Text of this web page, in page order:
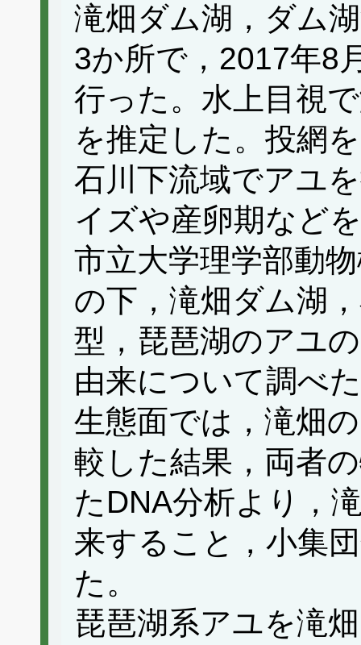
滝畑ダム湖，ダム
3か所で，2017年8
行った。水上目視
を推定した。投網
石川下流域でアユ
イズや産卵期など
市立大学理学部動
の下，滝畑ダム湖
型，琵琶湖のアユ
由来について調べ
生態面では，滝畑
較した結果，両者
たDNA分析より，
来すること，小集
た。
琵琶湖系アユを滝